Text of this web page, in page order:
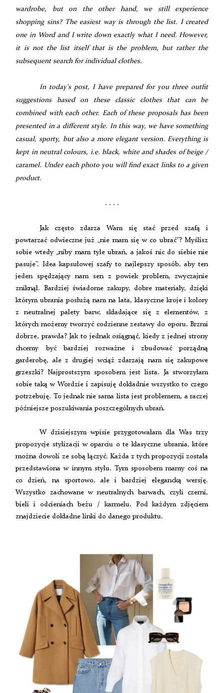
wardrobe, but on the other hand, we still experience
shopping sins? The easiest way is through the list. I created
one in Word and I write down exactly what I need. However,
it is not the list itself that is the problem, but rather the
subsequent search for individual clothes.
In today's post, I have prepared for you three outfit
suggestions based on these classic clothes that can be
combined with each other. Each of these proposals has been
presented in a different style. In this way, we have something
casual, sporty, but also a more elegant version. Everything is
kept in neutral colours, i.e. black, white and shades of beige /
caramel. Under each photo you will find exact links to a given
product.
. . . .
Jak często zdarza Wam się stać przed szafą i
powtarzać odwieczne już „nie mam się w co ubrać”? Myślisz
sobie wtedy „niby mam tyle ubrań, a jakoś nic do siebie nie
pasuje”. Idea kapsułowej szafy to najlepszy sposób, aby ten
jeden spędzający nam sen z powiek problem, zwyczajnie
zniknął. Bardziej świadome zakupy, dobre materiały, dzięki
którym ubrania posłużą nam na lata, klasyczne kroje i kolory
z neutralnej palety barw, składające się z elementów, z
których możemy tworzyć codzienne zestawy do oporu. Brzmi
dobrze, prawda? Jak to jednak osiągnąć, kiedy z jednej strony
chcemy być bardziej rozważne i zbudować porządną
garderobę, ale z drugiej wciąż zdarzają nam się zakupowe
grzeszki? Najprostszym sposobem jest lista. Ja stworzyłam
sobie taką w Wordzie i zapisuję dokładnie wszystko to czego
potrzebuję. To jednak nie sama lista jest problemem, a raczej
późniejsze poszukiwania poszczególnych ubrań.
W dzisiejszym wpisie przygotowałam dla Was trzy
propozycje stylizacji w oparciu o te klasyczne ubrania, które
można dowoli ze sobą łączyć. Każda z tych propozycji została
przedstawiona w innym stylu. Tym sposobem mamy coś na
co dzień, na sportowo, ale i bardziej elegancką wersję.
Wszystko zachowane w neutralnych barwach, czyli czerni,
bieli i odcieniach beżu / karmelu. Pod każdym zdjęciem
znajdziecie dokładne linki do danego produktu.